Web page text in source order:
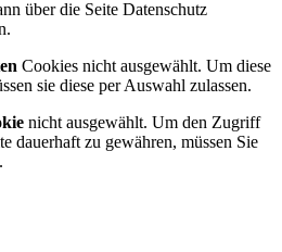
über die Seite Datenschutz
Cookies nicht ausgewählt. Um diese
sie diese per Auswahl zulassen.
nicht ausgewählt. Um den Zugriff
dauerhaft zu gewähren, müssen Sie